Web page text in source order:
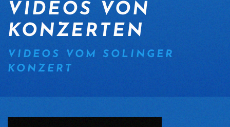
VIDEOS VON
KONZERTEN
VIDEOS VOM SOLINGER
KONZERT